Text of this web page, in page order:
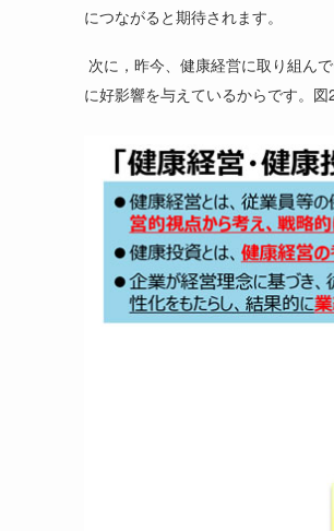
につながると期待されます。
次に，昨今、健康経営に取り組ん
に好影響を与えているからです。図